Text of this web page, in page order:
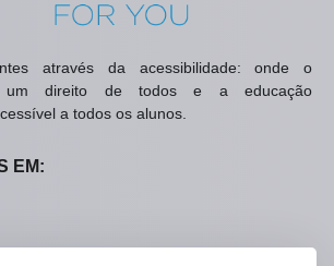
através da acessibilidade: onde o
um direito de todos e a educação
a todos os alunos.
EM: